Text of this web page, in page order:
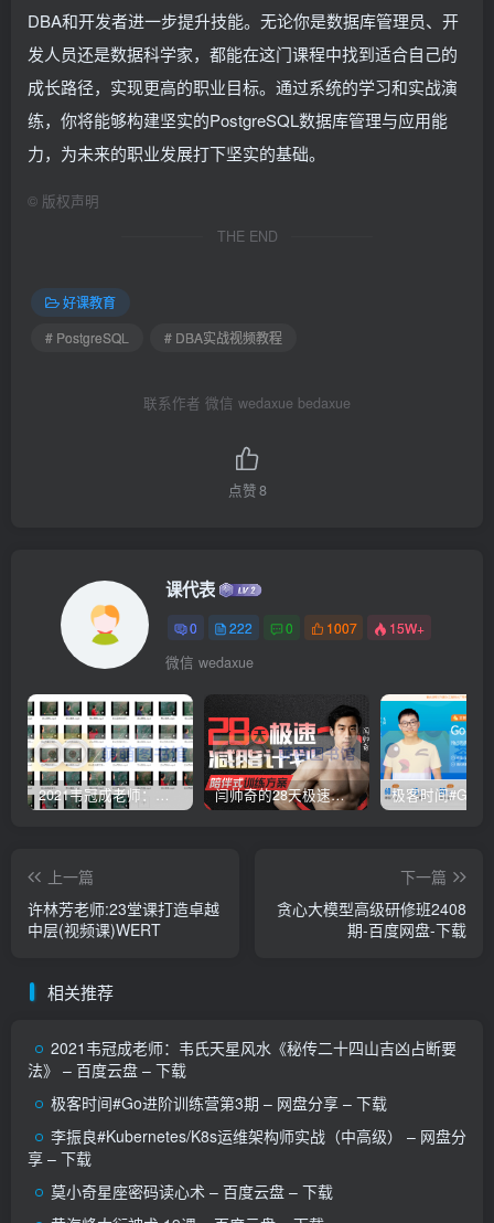
DBA和开发者进一步提升技能。无论你是数据库管理员、开
发人员还是数据科学家，都能在这门课程中找到适合自己的
成长路径，实现更高的职业目标。通过系统的学习和实战演
练，你将能够构建坚实的PostgreSQL数据库管理与应用能
力，为未来的职业发展打下坚实的基础。
© 版权声明
THE END
好课教育
# PostgreSQL
# DBA实战视频教程
联系作者 微信 wedaxue bedaxue
点赞8
课代表
0 222 0 1007 15W+
微信 wedaxue
2021韦冠成老师：韦氏天星风水《秘传二十四山吉凶占断要法》 – 百度云盘 – 下载 闫帅奇的28天极速减脂计划 – 网盘分享 – 下载
上一篇
许林芳老师:23堂课打造卓越
中层(视频课)WERT
下一篇
贪心大模型高级研修班2408
期-百度网盘-下载
相关推荐
2021韦冠成老师：韦氏天星风水《秘传二十四山吉凶占断要
法》 – 百度云盘 – 下载
极客时间#Go进阶训练营第3期 – 网盘分享 – 下载
李振良#Kubernetes/K8s运维架构师实战（中高级） – 网盘分
享 – 下载
莫小奇星座密码读心术 – 百度云盘 – 下载